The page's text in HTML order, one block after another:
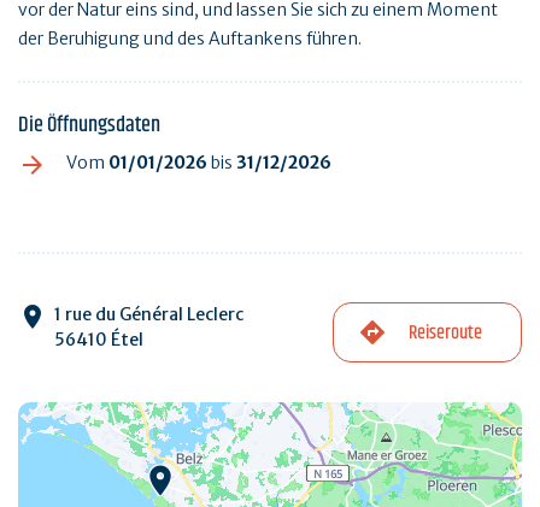
vor der Natur eins sind, und lassen Sie sich zu einem Moment
der Beruhigung und des Auftankens führen.
Die Öffnungsdaten
Vom 01/01/2026 bis 31/12/2026
1 rue du Général Leclerc
56410 Étel
Reiseroute